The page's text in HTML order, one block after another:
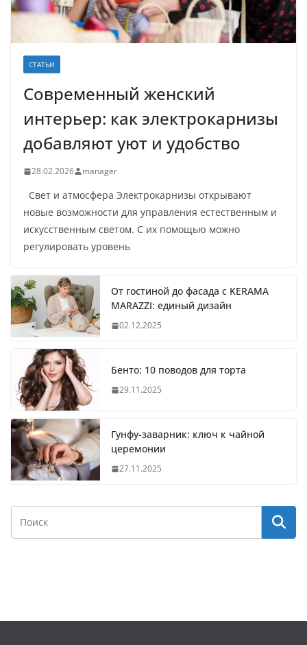
СТАТЬИ
Современный женский
интерьер: как электрокарнизы
добавляют уют и удобство
28.02.2026 manager
Свет и атмосфера Электрокарнизы открывают
новые возможности для управления естественным и
искусственным светом. С их помощью можно
регулировать уровень
От гостиной до фасада с KERAMA
MARAZZI: единый дизайн
02.12.2025
Бенто: 10 поводов для торта
29.11.2025
Гунфу-заварник: ключ к чайной
церемонии
27.11.2025